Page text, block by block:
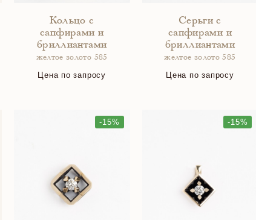
Кольцо с
сапфирами и
бриллиантами
желтое золото 585
Цена по запросу
Серьги с
сапфирами и
бриллиантами
желтое золото 585
Цена по запросу
-15% -15%